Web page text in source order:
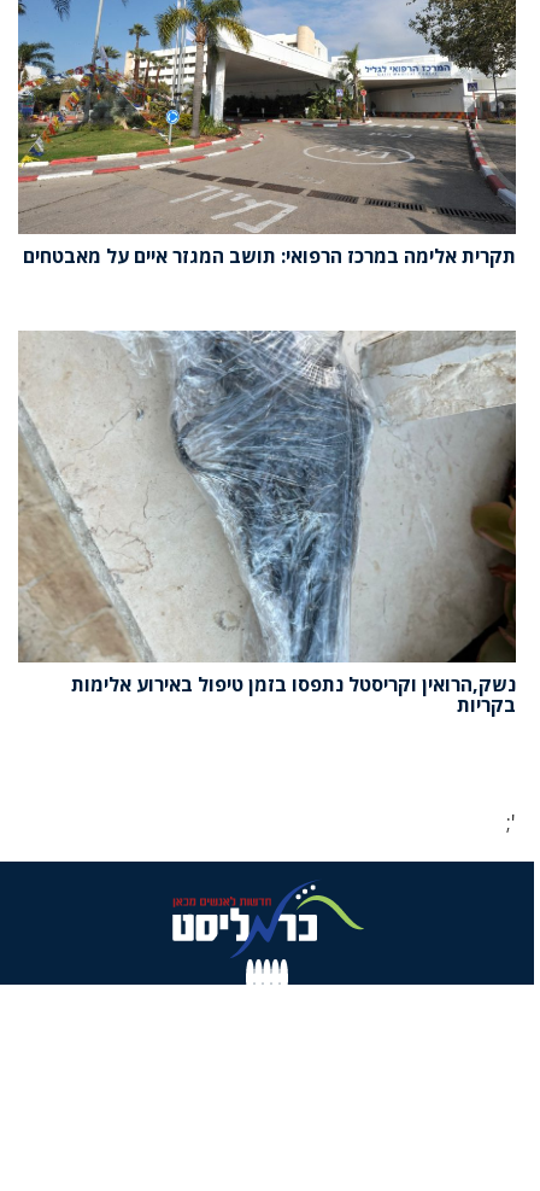
תקרית אלימה במרכז הרפואי: תושב המגזר איים על מאבטחים
נשק,הרואין וקריסטל נתפסו בזמן טיפול באירוע אלימות
בקריות
';